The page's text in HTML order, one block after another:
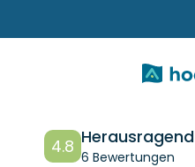
4.8 Herausragend
6 Bewertungen